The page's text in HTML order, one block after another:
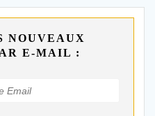
NOUVEAUX
E-MAIL :